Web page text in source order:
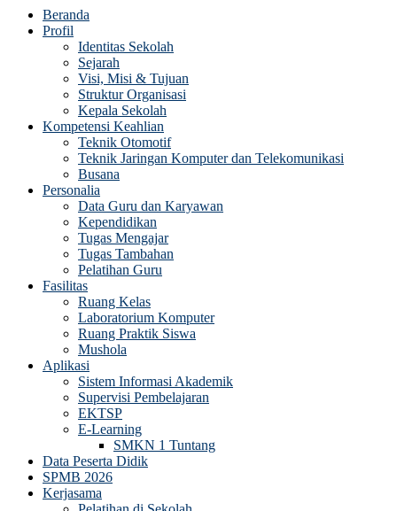
Beranda
Profil
Identitas Sekolah
Sejarah
Visi, Misi & Tujuan
Struktur Organisasi
Kepala Sekolah
Kompetensi Keahlian
Teknik Otomotif
Teknik Jaringan Komputer dan Telekomunikasi
Busana
Personalia
Data Guru dan Karyawan
Kependidikan
Tugas Mengajar
Tugas Tambahan
Pelatihan Guru
Fasilitas
Ruang Kelas
Laboratorium Komputer
Ruang Praktik Siswa
Mushola
Aplikasi
Sistem Informasi Akademik
Supervisi Pembelajaran
EKTSP
E-Learning
SMKN 1 Tuntang
Data Peserta Didik
SPMB 2026
Kerjasama